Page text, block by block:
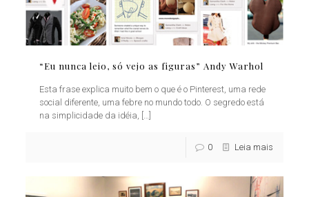
“Eu nunca leio, só vejo as figuras” Andy Warhol
Esta frase explica muito bem o que é o Pinterest, uma rede
social diferente, uma febre no mundo todo. O segredo está
na simplicidade da idéia, […]
0 Leia mais